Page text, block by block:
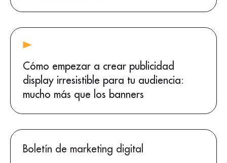
Cómo empezar a crear publicidad
display irresistible para tu audiencia:
mucho más que los banners
Boletín de marketing digital